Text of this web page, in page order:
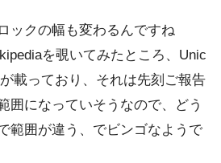
ックの幅も変わるんですね
を覗いてみたところ、Unic
載っており、それは先刻ご報告
囲になっていそうなので、どう
範囲が違う、でビンゴなようで